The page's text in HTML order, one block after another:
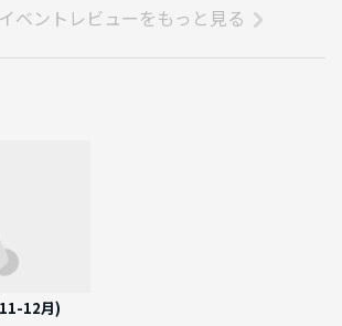
ベントレビューをもっと見る
12月)